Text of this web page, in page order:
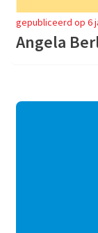
gepubliceerd op 6
Angela